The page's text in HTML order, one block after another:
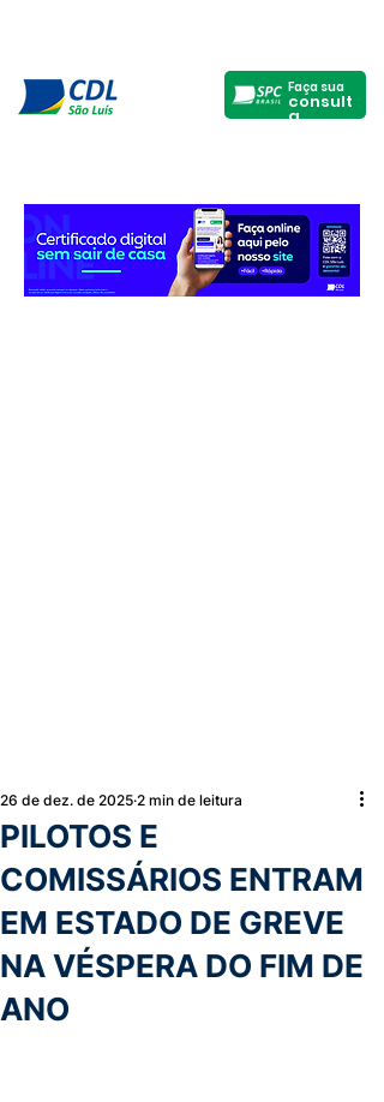
Faça sua
consult
a
PILOTOS E
COMISSÁRIOS ENTRAM
EM ESTADO DE GREVE
NA VÉSPERA DO FIM DE
ANO
26 de dez. de 2025 2 min de leitura